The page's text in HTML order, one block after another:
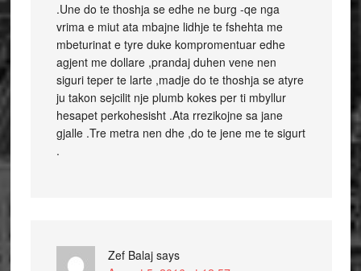
.Une do te thoshja se edhe ne burg -qe nga
vrima e miut ata mbajne lidhje te fshehta me
mbeturinat e tyre duke kompromentuar edhe
agjent me dollare ,prandaj duhen vene nen
siguri teper te larte ,madje do te thoshja se atyre
ju takon sejcilit nje plumb kokes per ti mbyllur
hesapet perkohesisht .Ata rrezikojne sa jane
gjalle .Tre metra nen dhe ,do te jene me te sigurt
.
Zef Balaj says